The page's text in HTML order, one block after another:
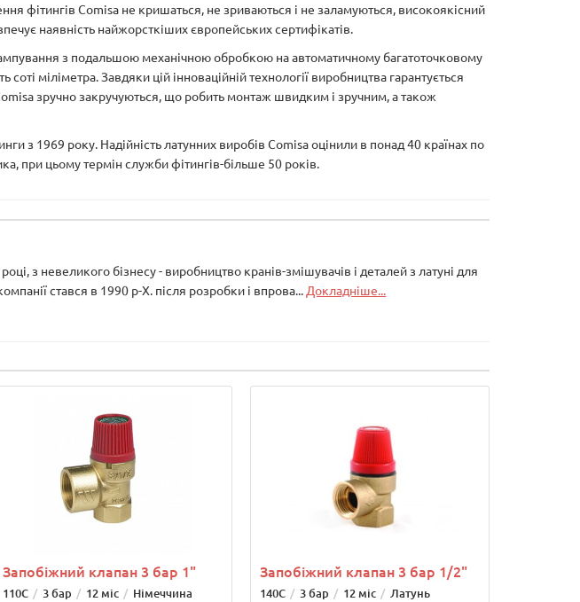
фітингів Comisa не кришаться, не зриваються і не заламуються, високоякісний
наявність найжорсткіших європейських сертифікатів.
з подальшою механічною обробкою на автоматичному багатоточковому
міліметра. Завдяки цій інноваційній технології виробництва гарантується
зручно закручуються, що робить монтаж швидким і зручним, а також
з 1969 року. Надійність латунних виробів Comisa оцінили в понад 40 країнах по
при цьому термін служби фітингів-більше 50 років.
з невеликого бізнесу - виробництво кранів-змішувачів і деталей з латуні для
стався в 1990 р-Х. після розробки і впрова... Докладніше...
Запобіжний клапан 3 бар 1"
110С 3 бар 12 міс Німеччина
Запобіжний клапан 3 бар 1/2"
140С 3 бар 12 міс Латунь